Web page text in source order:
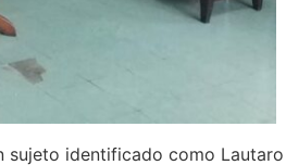
sujeto identificado como Lautaro